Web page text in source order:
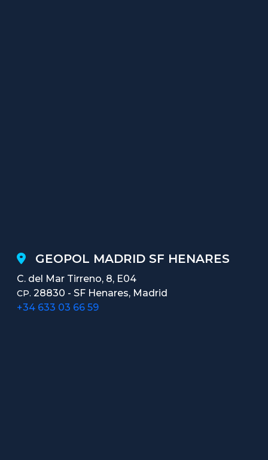
GEOPOL MADRID SF HENARES
C. del Mar Tirreno, 8, E04
CP. 28830 - SF Henares, Madrid
+34 633 03 66 59